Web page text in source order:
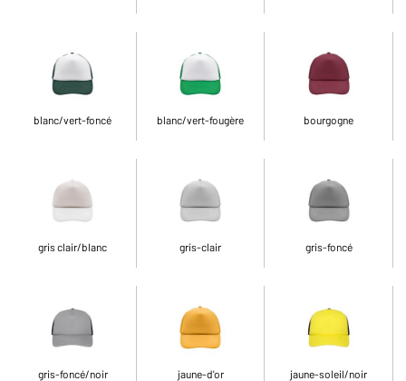
blanc/vert-foncé blanc/vert-fougère bourgogne
gris clair/blanc gris-clair gris-foncé
gris-foncé/noir jaune-d'or jaune-soleil/noir